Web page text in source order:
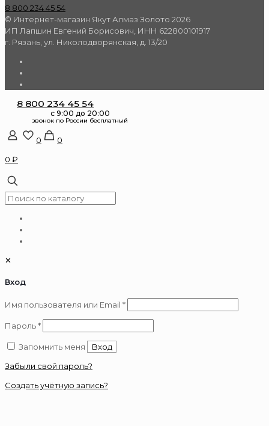
8 800 234 45 54
© Интернет-магазин Якут Алмаз Золото 2026
ИП Лапшин Евгений Борисович, ИНН 622800101917
г. Рязань, ул. Николодворянская, д. 13/20
8 800 234 45 54
0
0
0 ₽
✕
Вход
Имя пользователя или Email *Обязательно
Пароль*Обязательно
Запомнить меня
Вход
Забыли свой пароль?
Создать учётную запись?